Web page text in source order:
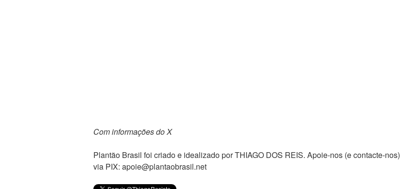
Com informações do X
Plantão Brasil foi criado e idealizado por THIAGO DOS REIS. Apoie-nos (e contacte-nos)
via PIX: apoie@plantaobrasil.net